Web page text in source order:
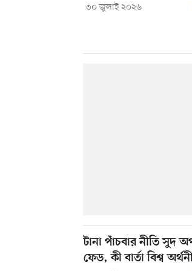
৩০ জুলাই ২০২৬
টানা পাঁচবার নীতি সুদ
ফেড, কী বার্তা বিশ্ব